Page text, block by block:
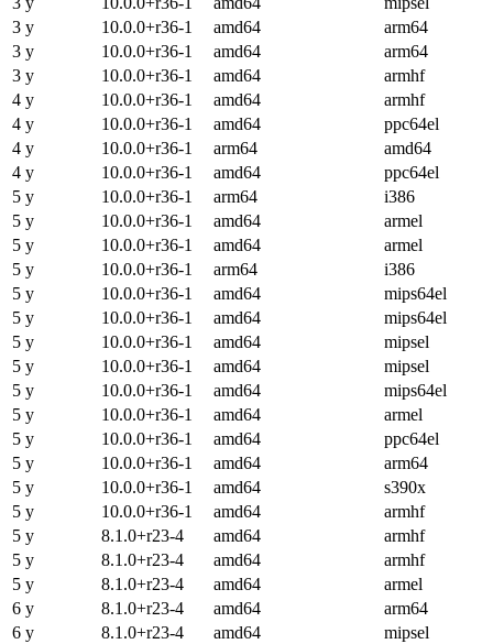
3 y
10.0.0+r36-1 amd64
arm64
3 y
10.0.0+r36-1 amd64
arm64
3 y
10.0.0+r36-1 amd64
armhf
4 y
10.0.0+r36-1 amd64
armhf
4 y
10.0.0+r36-1 amd64
ppc64el
4 y
10.0.0+r36-1 arm64
amd64
4 y
10.0.0+r36-1 amd64
ppc64el
5 y
10.0.0+r36-1 arm64
i386
5 y
10.0.0+r36-1 amd64
armel
5 y
10.0.0+r36-1 amd64
armel
5 y
10.0.0+r36-1 arm64
i386
5 y
10.0.0+r36-1 amd64
mips64el
5 y
10.0.0+r36-1 amd64
mips64el
5 y
10.0.0+r36-1 amd64
mipsel
5 y
10.0.0+r36-1 amd64
mipsel
5 y
10.0.0+r36-1 amd64
mips64el
5 y
10.0.0+r36-1 amd64
armel
5 y
10.0.0+r36-1 amd64
ppc64el
5 y
10.0.0+r36-1 amd64
arm64
5 y
10.0.0+r36-1 amd64
s390x
5 y
10.0.0+r36-1 amd64
armhf
5 y
8.1.0+r23-4 amd64
armhf
5 y
8.1.0+r23-4 amd64
armhf
5 y
8.1.0+r23-4 amd64
armel
6 y
8.1.0+r23-4 amd64
arm64
6 y
8.1.0+r23-4 amd64
mipsel